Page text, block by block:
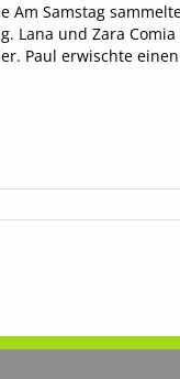
Am Samstag
Lana und Zara
Paul erwischte